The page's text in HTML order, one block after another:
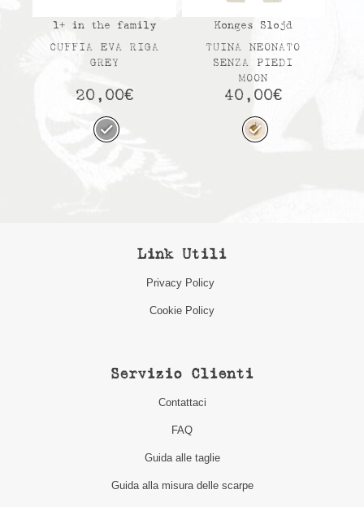
1+ in the family
CUFFIA EVA RIGA
GREY
20,00€
Konges Slojd
TUINA NEONATO
SENZA PIEDI
MOON
40,00€
Link Utili
Privacy Policy
Cookie Policy
Servizio Clienti
Contattaci
FAQ
Guida alle taglie
Guida alla misura delle scarpe